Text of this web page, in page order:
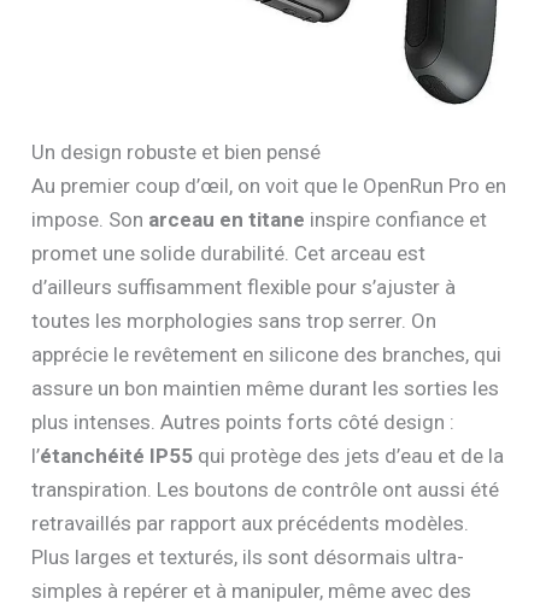
Un design robuste et bien pensé
Au premier coup d’œil, on voit que le OpenRun Pro en
impose. Son arceau en titane inspire confiance et
promet une solide durabilité. Cet arceau est
d’ailleurs suffisamment flexible pour s’ajuster à
toutes les morphologies sans trop serrer. On
apprécie le revêtement en silicone des branches, qui
assure un bon maintien même durant les sorties les
plus intenses. Autres points forts côté design :
l’étanchéité IP55 qui protège des jets d’eau et de la
transpiration. Les boutons de contrôle ont aussi été
retravaillés par rapport aux précédents modèles.
Plus larges et texturés, ils sont désormais ultra-
simples à repérer et à manipuler, même avec des